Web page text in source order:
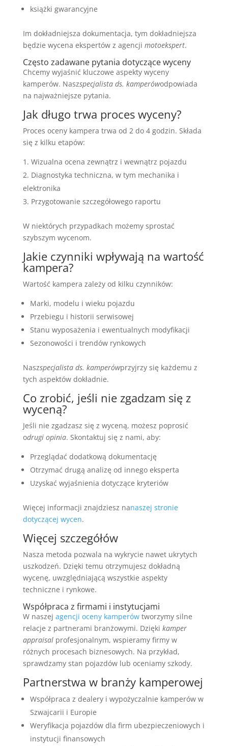
książki gwarancyjne
Im dokładniejsza dokumentacja, tym dokładniejsza
będzie wycena ekspertów z agencji motoekspert.
Często zadawane pytania dotyczące wyceny
Chcemy wyjaśnić kluczowe aspekty wyceny
kamperów. Naszspecjalista ds. kamperówodpowiada
na najważniejsze pytania.
Jak długo trwa proces wyceny?
Proces oceny kampera trwa od 2 do 4 godzin. Składa
się z kilku etapów:
Wizualna ocena zewnątrz i wewnątrz pojazdu
Diagnostyka techniczna, w tym mechanika i
elektronika
Przygotowanie szczegółowego raportu
W niektórych przypadkach możemy sprostać
szybszym wycenom.
Jakie czynniki wpływają na wartość
kampera?
Wartość kampera zależy od kilku czynników:
Marki, modelu i wieku pojazdu
Przebiegu i historii serwisowej
Stanu wyposażenia i ewentualnych modyfikacji
Sezonowości i trendów rynkowych
Naszspecjalista ds. kamperówprzyjrzy się każdemu z
tych aspektów dokładnie.
Co zrobić, jeśli nie zgadzam się z
wyceną?
Jeśli nie zgadzasz się z wyceną, możesz poprosić
odrugi opinia. Skontaktuj się z nami, aby:
Przeglądać dodatkową dokumentację
Otrzymać drugą analizę od innego eksperta
Uzyskać wyjaśnienia dotyczące kryteriów
Więcej informacji znajdziesz nanaszej stronie
dotyczącej wycen.
Więcej szczegółów
Nasza metoda pozwala na wykrycie nawet ukrytych
uszkodzeń. Dzięki temu otrzymujesz dokładną
wycenę, uwzględniającą wszystkie aspekty
techniczne i rynkowe.
Współpraca z firmami i instytucjami
W naszej agencji oceny kamperówtworzymy silne
relacje z partnerami branżowymi. Dzięki kamper
appraisalprofesjonalnym, wspieramy firmy w
różnych procesach biznesowych. Na przykład,
sprawdzamy stan pojazdów lub oceniamy szkody.
Partnerstwa w branży kamperowej
Współpraca z dealery i wypożyczalnie kamperów w
Szwajcarii i Europie
Weryfikacja pojazdów dla firm ubezpieczeniowych i
instytucji finansowych